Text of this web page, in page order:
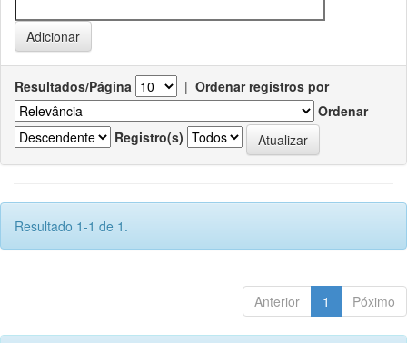
Resultados/Página | Ordenar registros por
Ordenar
Registro(s)
Resultado 1-1 de 1.
Anterior 1 Póximo